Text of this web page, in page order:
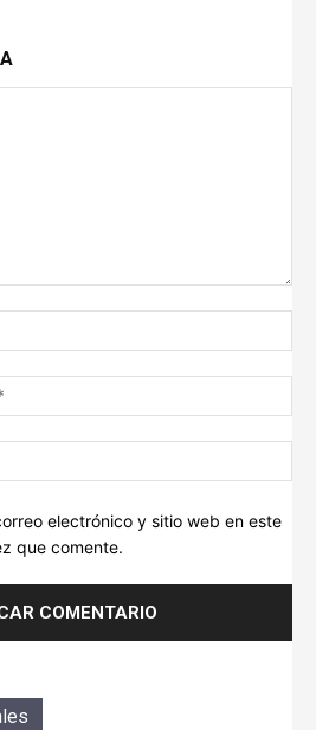
electrónico y sitio web en este
que comente.